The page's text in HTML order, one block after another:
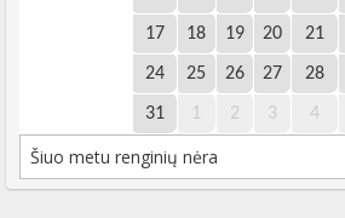
17 18 19 20 21
24 25 26 27 28
31 1 2 3 4
Šiuo metu renginių nėra